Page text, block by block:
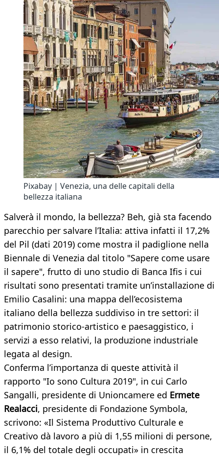
Pixabay | Venezia, una delle capitali della
bellezza italiana
Salverà il mondo, la bellezza? Beh, già sta facendo
parecchio per salvare l’Italia: attiva infatti il 17,2%
del Pil (dati 2019) come mostra il padiglione nella
Biennale di Venezia dal titolo "Sapere come usare
il sapere", frutto di uno studio di Banca Ifis i cui
risultati sono presentati tramite un’installazione di
Emilio Casalini: una mappa dell’ecosistema
italiano della bellezza suddiviso in tre settori: il
patrimonio storico-artistico e paesaggistico, i
servizi a esso relativi, la produzione industriale
legata al design.
Conferma l’importanza di queste attività il
rapporto "Io sono Cultura 2019", in cui Carlo
Sangalli, presidente di Unioncamere ed Ermete
Realacci, presidente di Fondazione Symbola,
scrivono: «Il Sistema Produttivo Culturale e
Creativo dà lavoro a più di 1,55 milioni di persone,
il 6,1% del totale degli occupati» in crescita